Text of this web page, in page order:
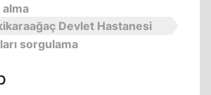
Devlet Hastanesi
sorgulama